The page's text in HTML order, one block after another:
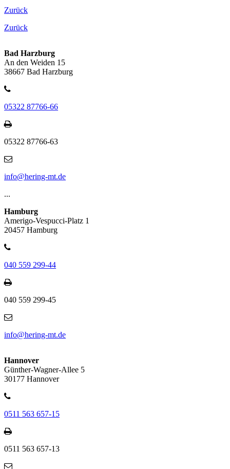
Zurück
Zurück
Bad Harzburg
An den Weiden 15
38667 Bad Harzburg
05322 87766-66
05322 87766-63
info@hering-mt.de
...
Hamburg
Amerigo-Vespucci-Platz 1
20457 Hamburg
040 559 299-44
040 559 299-45
info@hering-mt.de
Hannover
Günther-Wagner-Allee 5
30177 Hannover
0511 563 657-15
0511 563 657-13